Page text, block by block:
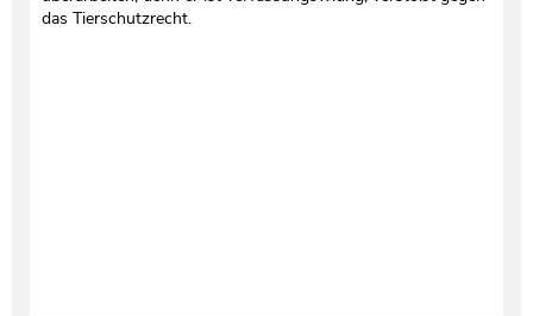
das Tierschutzrecht.
Geldauflagen
Vereinsgründung